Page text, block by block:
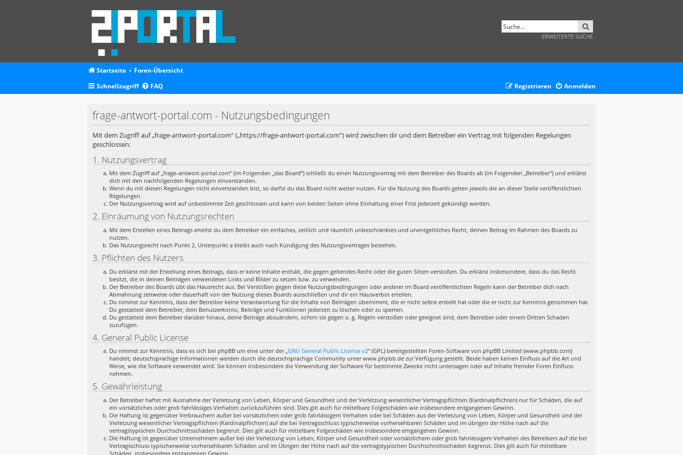
ERWEITERTE SUCHE
Startseite
Foren-Übersicht
Schnellzugriff
FAQ Anmelden
Registrieren
frage-antwort-portal.com - Nutzungsbedingungen
Mit dem Zugriff auf „frage-antwort-portal.com“ („https://frage-antwort-portal.com“) wird zwischen dir und dem Betreiber ein Vertrag mit folgenden Regelungen
geschlossen:
1. Nutzungsvertrag
Mit dem Zugriff auf „frage-antwort-portal.com“ (im Folgenden „das Board“) schließt du einen Nutzungsvertrag mit dem Betreiber des Boards ab (im Folgenden „Betreiber“) und erklärst
dich mit den nachfolgenden Regelungen einverstanden.
Wenn du mit diesen Regelungen nicht einverstanden bist, so darfst du das Board nicht weiter nutzen. Für die Nutzung des Boards gelten jeweils die an dieser Stelle veröffentlichten
Regelungen.
Der Nutzungsvertrag wird auf unbestimmte Zeit geschlossen und kann von beiden Seiten ohne Einhaltung einer Frist jederzeit gekündigt werden.
2. Einräumung von Nutzungsrechten
Mit dem Erstellen eines Beitrags erteilst du dem Betreiber ein einfaches, zeitlich und räumlich unbeschränktes und unentgeltliches Recht, deinen Beitrag im Rahmen des Boards zu
nutzen.
Das Nutzungsrecht nach Punkt 2, Unterpunkt a bleibt auch nach Kündigung des Nutzungsvertrages bestehen.
3. Pflichten des Nutzers
Du erklärst mit der Erstellung eines Beitrags, dass er keine Inhalte enthält, die gegen geltendes Recht oder die guten Sitten verstoßen. Du erklärst insbesondere, dass du das Recht
besitzt, die in deinen Beiträgen verwendeten Links und Bilder zu setzen bzw. zu verwenden.
Der Betreiber des Boards übt das Hausrecht aus. Bei Verstößen gegen diese Nutzungsbedingungen oder anderer im Board veröffentlichten Regeln kann der Betreiber dich nach
Abmahnung zeitweise oder dauerhaft von der Nutzung dieses Boards ausschließen und dir ein Hausverbot erteilen.
Du nimmst zur Kenntnis, dass der Betreiber keine Verantwortung für die Inhalte von Beiträgen übernimmt, die er nicht selbst erstellt hat oder die er nicht zur Kenntnis genommen hat.
Du gestattest dem Betreiber, dein Benutzerkonto, Beiträge und Funktionen jederzeit zu löschen oder zu sperren.
Du gestattest dem Betreiber darüber hinaus, deine Beiträge abzuändern, sofern sie gegen o. g. Regeln verstoßen oder geeignet sind, dem Betreiber oder einem Dritten Schaden
zuzufügen.
4. General Public License
Du nimmst zur Kenntnis, dass es sich bei phpBB um eine unter der „GNU General Public License v2“ (GPL) bereitgestellten Foren-Software von phpBB Limited (www.phpbb.com)
handelt; deutschsprachige Informationen werden durch die deutschsprachige Community unter www.phpbb.de zur Verfügung gestellt. Beide haben keinen Einfluss auf die Art und
Weise, wie die Software verwendet wird. Sie können insbesondere die Verwendung der Software für bestimmte Zwecke nicht untersagen oder auf Inhalte fremder Foren Einfluss
nehmen.
5. Gewährleistung
Der Betreiber haftet mit Ausnahme der Verletzung von Leben, Körper und Gesundheit und der Verletzung wesentlicher Vertragspflichten (Kardinalpflichten) nur für Schäden, die auf
ein vorsätzliches oder grob fahrlässiges Verhalten zurückzuführen sind. Dies gilt auch für mittelbare Folgeschäden wie insbesondere entgangenen Gewinn.
Die Haftung ist gegenüber Verbrauchern außer bei vorsätzlichem oder grob fahrlässigem Verhalten oder bei Schäden aus der Verletzung von Leben, Körper und Gesundheit und der
Verletzung wesentlicher Vertragspflichten (Kardinalpflichten) auf die bei Vertragsschluss typischerweise vorhersehbaren Schäden und im übrigen der Höhe nach auf die
vertragstypischen Durchschnittsschäden begrenzt. Dies gilt auch für mittelbare Folgeschäden wie insbesondere entgangenen Gewinn.
Die Haftung ist gegenüber Unternehmern außer bei der Verletzung von Leben, Körper und Gesundheit oder vorsätzlichem oder grob fahrlässigem Verhalten des Betreibers auf die bei
Vertragsschluss typischerweise vorhersehbaren Schäden und im Übrigen der Höhe nach auf die vertragstypischen Durchschnittsschäden begrenzt. Dies gilt auch für mittelbare
Schäden, insbesondere entgangenen Gewinn.